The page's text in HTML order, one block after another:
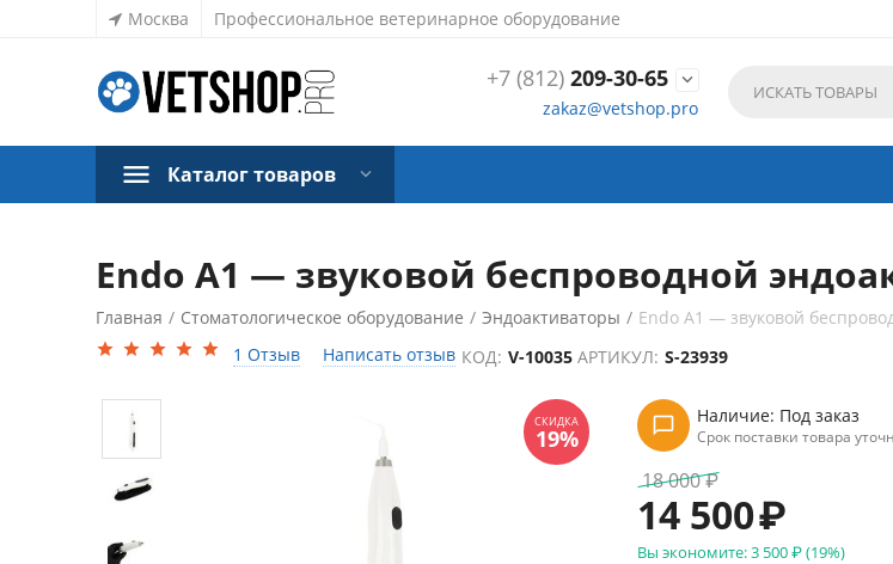
Москва Профессиональное ветеринарное оборудование
+7 (812)209-30-65 
zakaz@vetshop.pro
Каталог товаров
Endo A1 — звуковой беспроводной
Главная / Стоматологическое оборудование / Эндоактиваторы / Endo A1 — звуковой
1 Отзыв
Написать отзыв КОД: V-10035 АРТИКУЛ: S-23939
19%
Наличие: Под заказ
Срок поставки товара
18 000₽
14 500₽
Вы экономите:3 500₽(19%)